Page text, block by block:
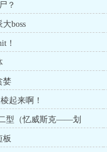
？
boss
！
婪
起来啊！
型（忆威斯克——划
板